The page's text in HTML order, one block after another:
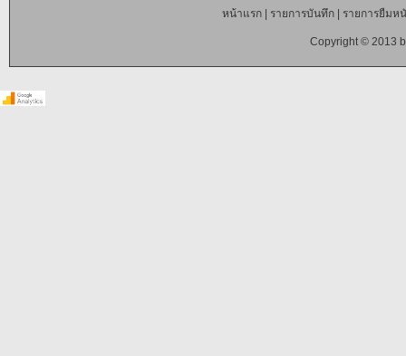
หน้าแรก| รายการบันทึก| รายการยืมห
Copyright © 2013